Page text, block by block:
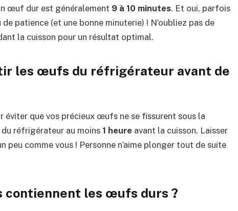
œuf dur est généralement 9 à 10 minutes. Et oui, parfois
patience (et une bonne minuterie) ! N’oubliez pas de
la cuisson pour un résultat optimal.
les œufs du réfrigérateur avant de
éviter que vos précieux œufs ne se fissurent sous la
réfrigérateur au moins1 heure avant la cuisson. Laisser
peu comme vous ! Personne n’aime plonger tout de suite
contiennent les œufs durs ?